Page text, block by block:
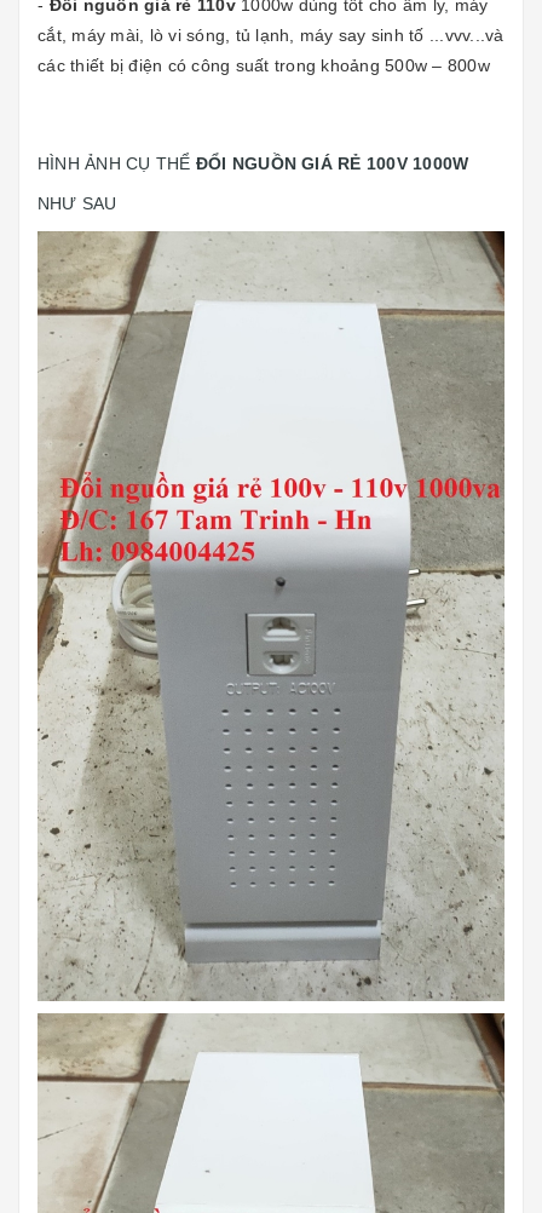
- Đổi nguồn giá rẻ 110v1000w dùng tốt cho âm ly, máy
cắt, máy mài, lò vi sóng, tủ lạnh, máy say sinh tố ...vvv...và
các thiết bị điện có công suất trong khoảng 500w – 800w
HÌNH ẢNH CỤ THỂ ĐỔI NGUỒN GIÁ RẺ 100V 1000W
NHƯ SAU